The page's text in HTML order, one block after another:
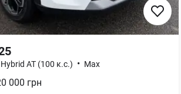
AT (100 к.с.) • Max
000 грн